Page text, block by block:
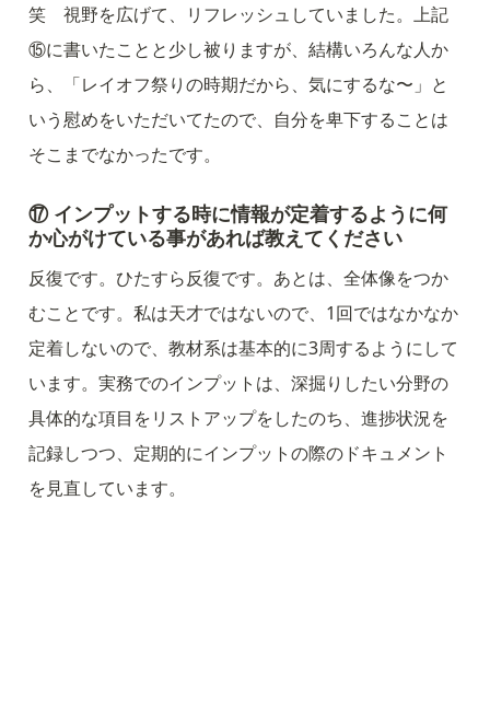
笑　視野を広げて、リフレッシュしていました。上記
⑮に書いたことと少し被りますが、結構いろんな人か
ら、「レイオフ祭りの時期だから、気にするな〜」と
いう慰めをいただいてたので、自分を卑下することは
そこまでなかったです。
⑰ インプットする時に情報が定着するように何
か心がけている事があれば教えてください
反復です。ひたすら反復です。あとは、全体像をつか
むことです。私は天才ではないので、1回ではなかなか
定着しないので、教材系は基本的に3周するようにして
います。実務でのインプットは、深掘りしたい分野の
具体的な項目をリストアップをしたのち、進捗状況を
記録しつつ、定期的にインプットの際のドキュメント
を見直しています。